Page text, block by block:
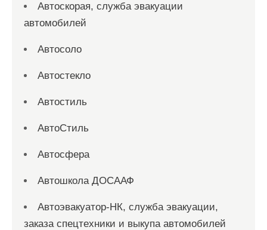
Автоскорая, служба эвакуации
автомобилей
Автосоло
Автостекло
Автостиль
АвтоСтиль
Автосфера
Автошкола ДОСААФ
Автоэвакуатор-НК, служба эвакуации,
заказа спецтехники и выкупа автомобилей